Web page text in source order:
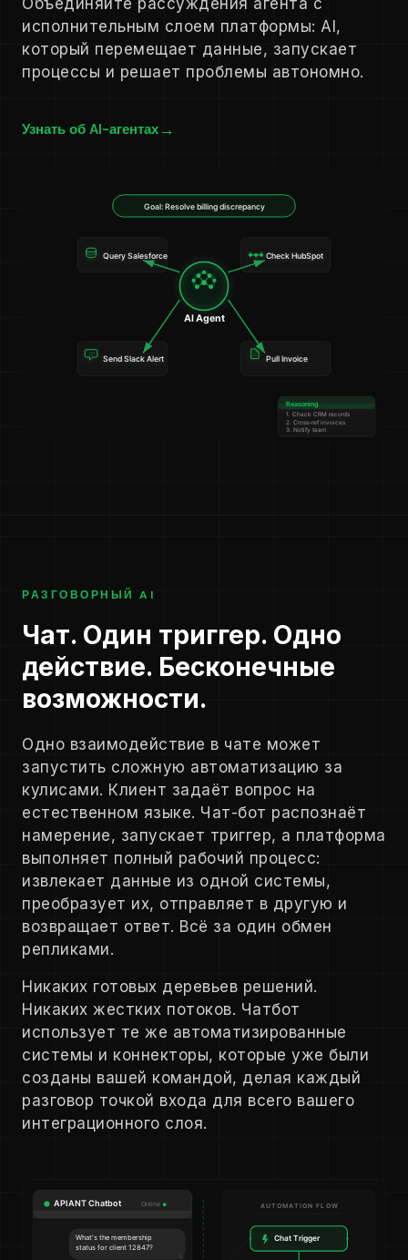
исполнительным слоем платформы: AI,
который перемещает данные, запускает
процессы и решает проблемы автономно.
Узнать об AI-агентах
РАЗГОВОРНЫЙ AI
Чат. Один триггер. Одно
действие. Бесконечные
возможности.
Одно взаимодействие в чате может
запустить сложную автоматизацию за
кулисами. Клиент задаёт вопрос на
естественном языке. Чат-бот распознаёт
намерение, запускает триггер, а платформа
выполняет полный рабочий процесс:
извлекает данные из одной системы,
преобразует их, отправляет в другую и
возвращает ответ. Всё за один обмен
репликами.
Никаких готовых деревьев решений.
Никаких жестких потоков. Чатбот
использует те же автоматизированные
системы и коннекторы, которые уже были
созданы вашей командой, делая каждый
разговор точкой входа для всего вашего
интеграционного слоя.